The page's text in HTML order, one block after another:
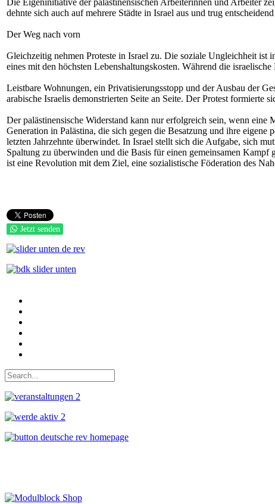
Die Eigeninitiative der palästinensischen Arbeiterinnen und Arbeiter
dehnte sich auch auf mehrere Städte in Israel aus und trug
Der Weg nach vorn
Gleichzeitig nehmen Proteste in Israel zu. Die soziale Ungleichheit
eines mit den höchsten Lebenshaltungskosten. Während die
Leistbare Wohnungen, ein Privatisierungsstopp und der Ausbau der
arabische Israelis demonstrierten Seite an Seite. Der Protest
Der palästinensische Widerstand kann nur erfolgreich sein, wenn
Generation in Palästina, die sich gegen die Besatzung und ihre
letzten Jahrzehnte überwindet. In Israel stellt sich die Aufgabe, sich
Spaltung zu überwinden und die Basis für einen gemeinsamen
ist eine Revolution mit dem Ziel, eine sozialistische Föderation des
Jetzt senden